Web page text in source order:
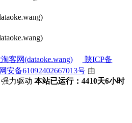
客网(dataoke.wang)
陕ICP备
安备61092402667013号 由
强力驱动 本站已运行：4410天6小时